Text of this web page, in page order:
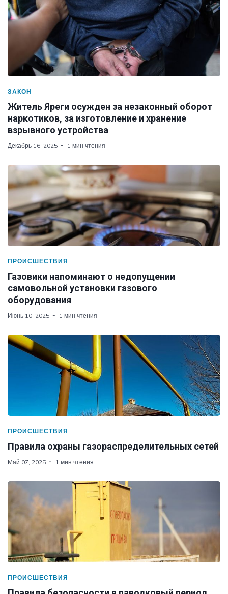
ЗАКОН
Житель Яреги осужден за незаконный оборот
наркотиков, за изготовление и хранение
взрывного устройства
Декабрь 16, 2025 1 мин чтения
ПРОИСШЕСТВИЯ
Газовики напоминают о недопущении
самовольной установки газового
оборудования
Июнь 10, 2025 1 мин чтения
ПРОИСШЕСТВИЯ
Правила охраны газораспределительных сетей
Май 07, 2025 1 мин чтения
ПРОИСШЕСТВИЯ